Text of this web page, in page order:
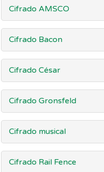
Cifrado AMSCO
Cifrado Bacon
Cifrado César
Cifrado Gronsfeld
Cifrado musical
Cifrado Rail Fence